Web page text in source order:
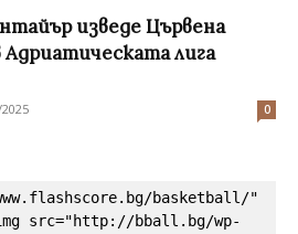
изведе Цървена
Адриатическата лига
0
basketball/"
src="http://bball.bg/wp-